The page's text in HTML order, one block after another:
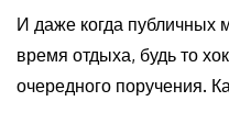
И даже когда публичных
время отдыха, будь то
очередного поручения.